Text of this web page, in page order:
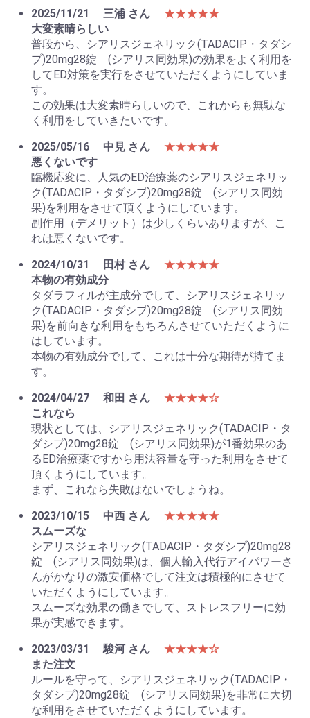
お買い物を続ける カートへ進む
2025/11/21 三浦 さん
★★★★★
大変素晴らしい
普段から、シアリスジェネリック(TADACIP・タダシ
プ)20mg28錠 (シアリス同効果)の効果をよく利用を
してED対策を実行をさせていただくようにしていま
す。
この効果は大変素晴らしいので、これからも無駄な
く利用をしていきたいです。
2025/05/16
中見 さん
★★★★★
悪くないです
臨機応変に、人気のED治療薬のシアリスジェネリッ
ク(TADACIP・タダシプ)20mg28錠 (シアリス同効
果)を利用をさせて頂くようにしています。
副作用（デメリット）は少しくらいありますが、こ
れは悪くないです。
2024/10/31
田村 さん
★★★★★
本物の有効成分
タダラフィルが主成分でして、シアリスジェネリッ
ク(TADACIP・タダシプ)20mg28錠 (シアリス同効
果)を前向きな利用をもちろんさせていただくように
はしています。
本物の有効成分でして、これは十分な期待が持てま
す。
2024/04/27
和田 さん
★★★★☆
これなら
現状としては、シアリスジェネリック(TADACIP・タ
ダシプ)20mg28錠 (シアリス同効果)が1番効果のあ
るED治療薬ですから用法容量を守った利用をさせて
頂くようにしています。
まず、これなら失敗はないでしょうね。
2023/10/15
中西 さん
★★★★★
スムーズな
シアリスジェネリック(TADACIP・タダシプ)20mg28
錠 (シアリス同効果)は、個人輸入代行アイパワーさ
んがかなりの激安価格でして注文は積極的にさせて
いただくようにしています。
スムーズな効果の働きでして、ストレスフリーに効
果が実感できます。
2023/03/31
駿河 さん
★★★★☆
また注文
ルールを守って、シアリスジェネリック(TADACIP・
タダシプ)20mg28錠 (シアリス同効果)を非常に大切
な利用をさせていただくようにしています。